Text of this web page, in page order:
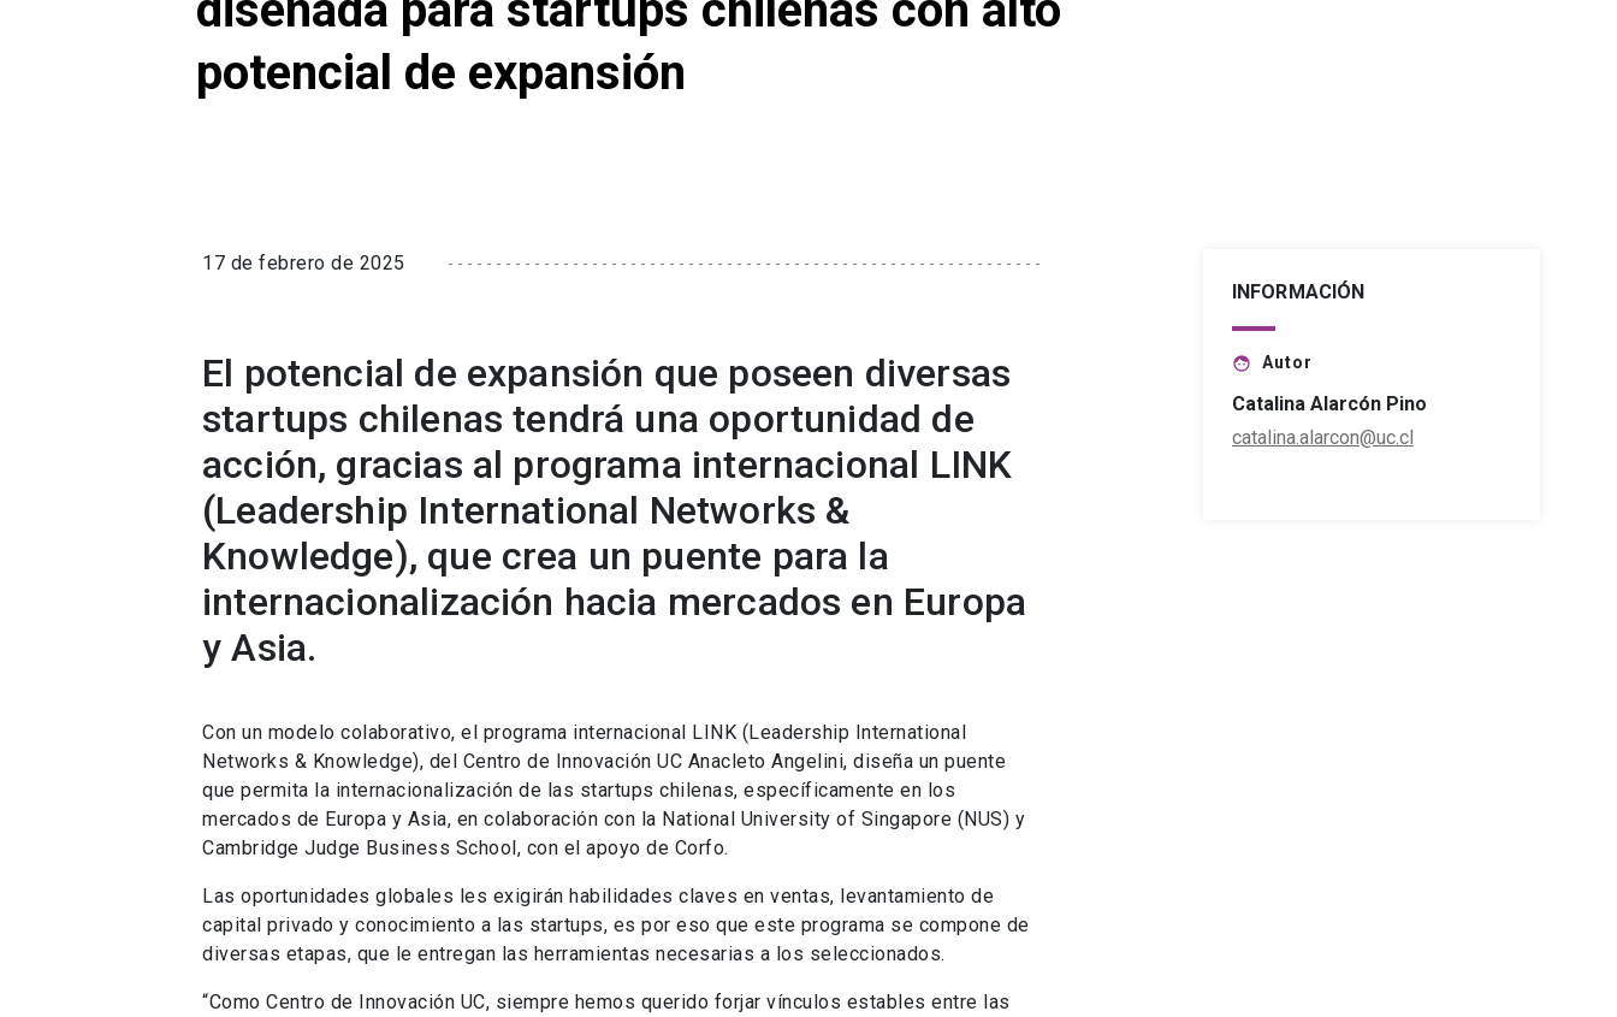
potencial de expansión
17 de febrero de 2025
El potencial de expansión que poseen diversas
startups chilenas tendrá una oportunidad de
acción, gracias al programa internacional LINK
(Leadership International Networks &
Knowledge), que crea un puente para la
internacionalización hacia mercados en Europa
y Asia.
Con un modelo colaborativo, el programa internacional LINK (Leadership International
Networks & Knowledge), del Centro de Innovación UC Anacleto Angelini, diseña un puente
que permita la internacionalización de las startups chilenas, específicamente en los
mercados de Europa y Asia, en colaboración con la National University of Singapore (NUS) y
Cambridge Judge Business School, con el apoyo de Corfo.
Las oportunidades globales les exigirán habilidades claves en ventas, levantamiento de
capital privado y conocimiento a las startups, es por eso que este programa se compone de
diversas etapas, que le entregan las herramientas necesarias a los seleccionados.
“Como Centro de Innovación UC, siempre hemos querido forjar vínculos estables entre las
INFORMACIÓN
face Autor
Catalina Alarcón Pino
catalina.alarcon@uc.cl